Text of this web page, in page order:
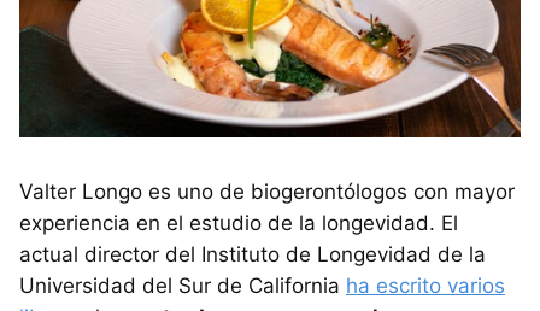
Valter Longo es uno de biogerontólogos con mayor
experiencia en el estudio de la longevidad. El
actual director del Instituto de Longevidad de la
Universidad del Sur de California ha escrito varios